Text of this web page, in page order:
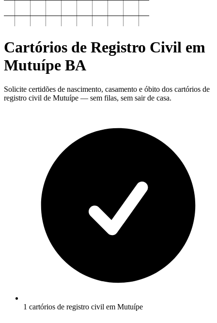
Cartórios de Registro Civil em
Mutuípe BA
Solicite certidões de nascimento, casamento e óbito dos cartórios de
registro civil de Mutuípe — sem filas, sem sair de casa.
1 cartórios de registro civil em Mutuípe